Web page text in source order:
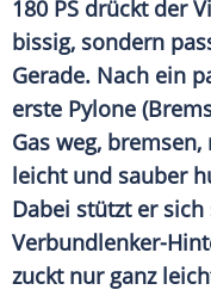
180 PS drückt der
bissig, sondern
Gerade. Nach ein
erste Pylone
Gas weg,
leicht und sauber
Dabei stützt er
Verbundlenker-
zuckt nur ganz